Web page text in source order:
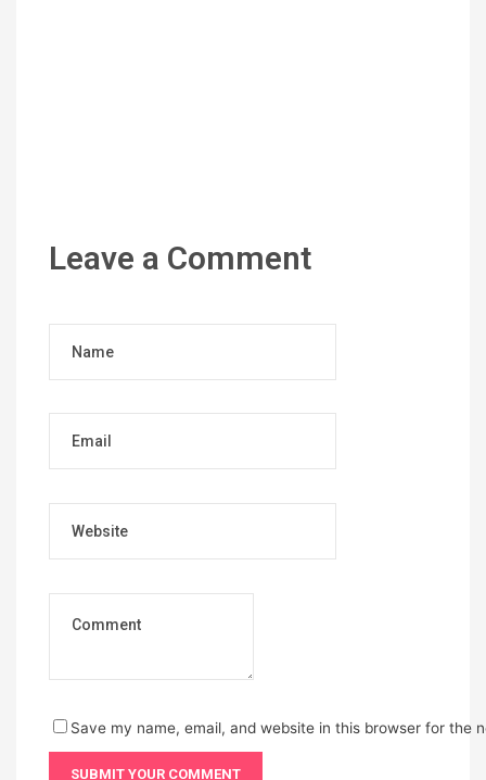
Leave a Comment
Save my name, email, and website in this browser for the